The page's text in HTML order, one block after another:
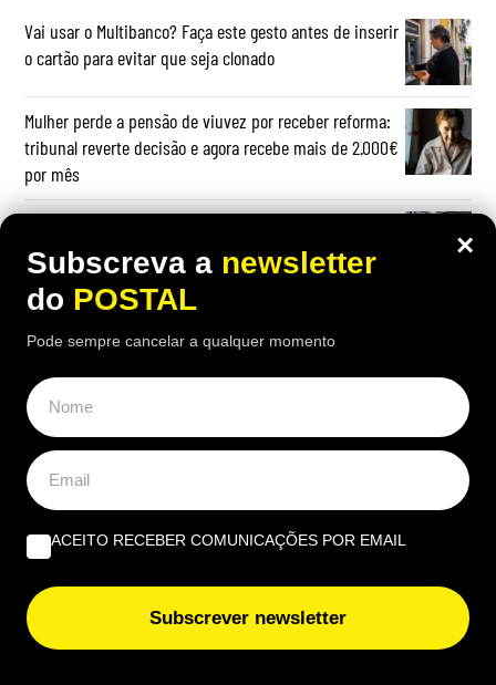
Vai usar o Multibanco? Faça este gesto antes de inserir
o cartão para evitar que seja clonado
Mulher perde a pensão de viuvez por receber reforma:
tribunal reverte decisão e agora recebe mais de 2.000€
por mês
mas acabou a viver numa carrinha: “Nunca pensei
chegar a esta idade sem saber onde vou dormir”
Especialistas já testaram e estes foram os
‘surpreendentes’ resultados
“Deviam dar-me uma rua onde estivesse escrito ‘os
pensionistas da Segurança Social’”: reformado com 40
anos de descontos considera cortes na pensão injustos
OPINIÃO
×
Subscreva a newsletter
do POSTAL
Pode sempre cancelar a qualquer momento
ACEITO RECEBER COMUNICAÇÕES POR EMAIL
Subscrever newsletter